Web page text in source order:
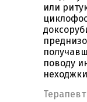
или
поводу